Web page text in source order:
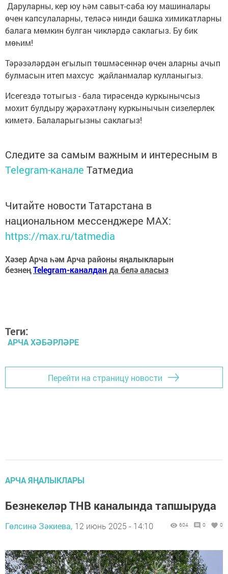
Даруларны, кер юу һәм савыт-саба юу машиналары
өчен капсулаларны, теләсә нинди башка химикатларны
балага мөмкин булган чикләрдә саклагыз. Бу бик
мөһим!
Тәрәзәләрдән егылып төшмәсеннәр өчен аларны ачып
булмасын итеп махсус җайланмалар кулланыгыз.
Исегездә тотыгыз - бала тирәсендә куркынычсыз
мохит булдыру җәрәхәтләнү куркынычын сизелерлек
киметә. Балаларыгызны саклагыз!
Следите за самым важным и интересным в
Telegram-канале Татмедиа
Читайте новости Татарстана в
национальном мессенджере MАХ:
https://max.ru/tatmedia
Хәзер Арча һәм Арча районы яңалыкларын
безнеңTelegram-каналданда белә аласыз
Теги:
АРЧА ХӘБӘРЛӘРЕ
Перейти на страницу новости
АРЧА ЯҢАЛЫКЛАРЫ
Безнекеләр ТНВ каналында тапшыруда
Гөлсинә Зәкиева, 12 июнь 2025 - 14:10 604 0 0